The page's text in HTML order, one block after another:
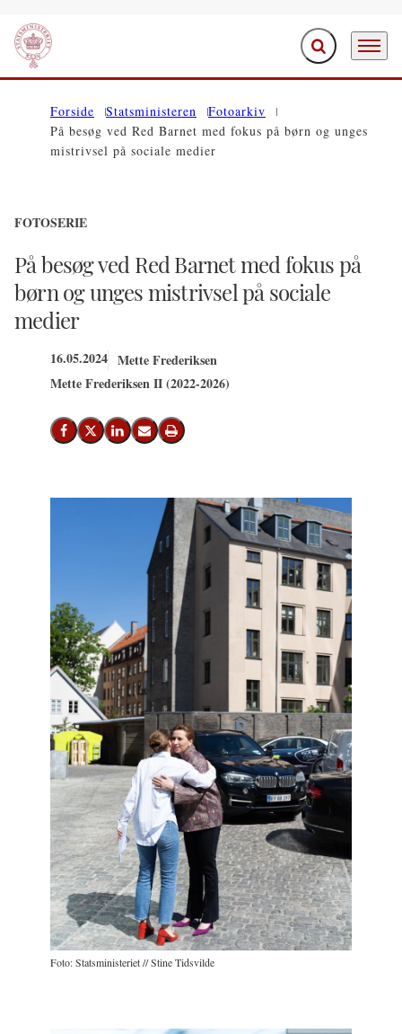
Gå til forsiden Fold søgefelt ud
Menu
Forside Statsministeren
Fotoarkiv
På besøg ved Red Barnet med fokus på børn og unges
mistrivsel på sociale medier
FOTOSERIE
På besøg ved Red Barnet med fokus på
børn og unges mistrivsel på sociale
medier
16.05.2024 Mette Frederiksen
Mette Frederiksen II (2022-2026)
Del på Facebook
Del på X (Twitter)
Del på LinkedIn
Send email
Print
Foto: Statsministeriet // Stine Tidsvilde